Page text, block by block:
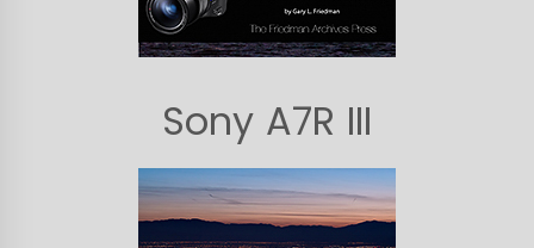
Sony A7R III